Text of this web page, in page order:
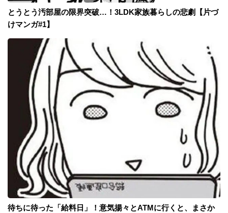
とうとう汚部屋の限界突破…！3LDK家族暮らしの悲劇【片づ
けマンガ#1】
待ちに待った「給料日」！意気揚々とATMに行くと、まさか